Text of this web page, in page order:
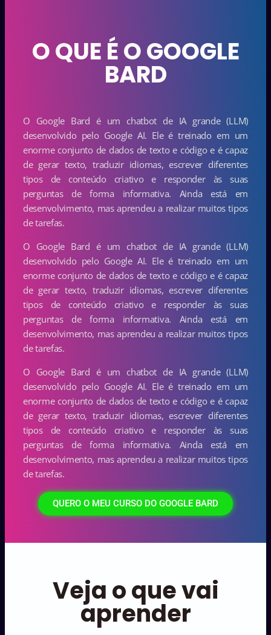
O QUE É O GOOGLE
BARD
O Google Bard é um chatbot de IA grande (LLM)
desenvolvido pelo Google AI. Ele é treinado em um
enorme conjunto de dados de texto e código e é capaz
de gerar texto, traduzir idiomas, escrever diferentes
tipos de conteúdo criativo e responder às suas
perguntas de forma informativa. Ainda está em
desenvolvimento, mas aprendeu a realizar muitos tipos
de tarefas.
O Google Bard é um chatbot de IA grande (LLM)
desenvolvido pelo Google AI. Ele é treinado em um
enorme conjunto de dados de texto e código e é capaz
de gerar texto, traduzir idiomas, escrever diferentes
tipos de conteúdo criativo e responder às suas
perguntas de forma informativa. Ainda está em
desenvolvimento, mas aprendeu a realizar muitos tipos
de tarefas.
O Google Bard é um chatbot de IA grande (LLM)
desenvolvido pelo Google AI. Ele é treinado em um
enorme conjunto de dados de texto e código e é capaz
de gerar texto, traduzir idiomas, escrever diferentes
tipos de conteúdo criativo e responder às suas
perguntas de forma informativa. Ainda está em
desenvolvimento, mas aprendeu a realizar muitos tipos
de tarefas.
QUERO O MEU CURSO DO GOOGLE BARD
Veja o que vai
aprender